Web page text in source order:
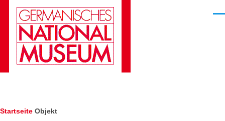
Direkt zum Inhalt
Pfadnavigation
Startseite Objekt